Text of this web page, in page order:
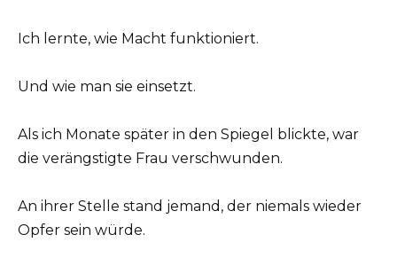
Ich lernte, wie Macht funktioniert.
Und wie man sie einsetzt.
Als ich Monate später in den Spiegel blickte, war
die verängstigte Frau verschwunden.
An ihrer Stelle stand jemand, der niemals wieder
Opfer sein würde.